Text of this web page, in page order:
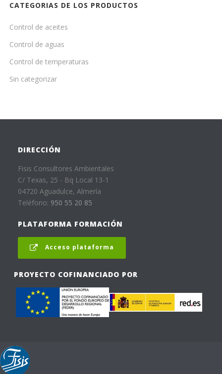
CATEGORIAS DE LOS PRODUCTOS
Control de aceites
Control de aguas
Control de temperaturas
Sin categorizar
DIRECCIÓN
Fisis Consultores Ambientales
C/ Texas, 25 - Bq Local 13-1
04720 Aguadulce, Almería
Teléfono: 950 55 20 85
PLATAFORMA FORMACIÓN
Acceso plataforma
PROYECTO COFINANCIADO POR